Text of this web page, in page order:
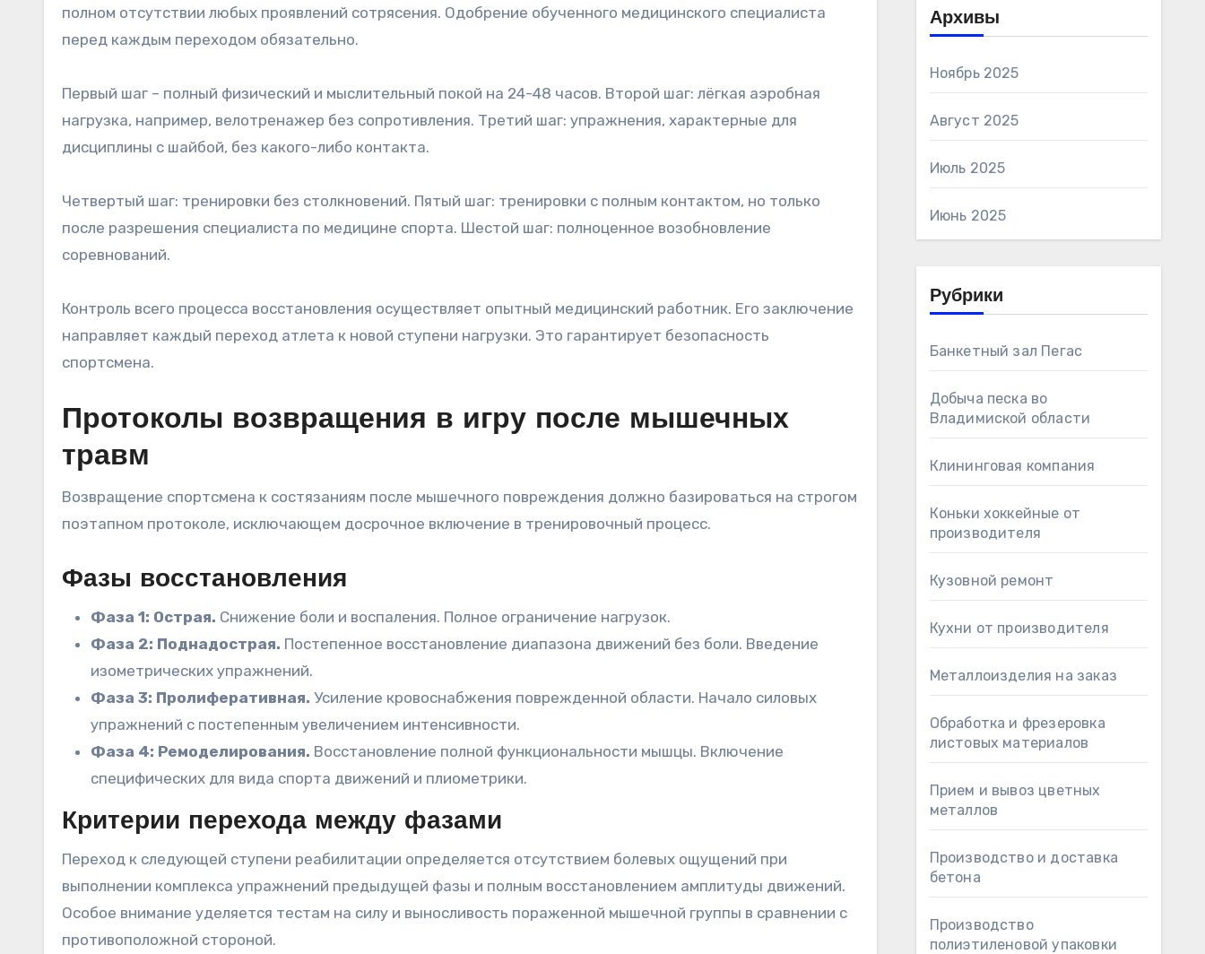
полном отсутствии любых проявлений сотрясения. Одобрение обученного медицинского специалиста
перед каждым переходом обязательно.
Первый шаг – полный физический и мыслительный покой на 24-48 часов. Второй шаг: лёгкая аэробная
нагрузка, например, велотренажер без сопротивления. Третий шаг: упражнения, характерные для
дисциплины с шайбой, без какого-либо контакта.
Четвертый шаг: тренировки без столкновений. Пятый шаг: тренировки с полным контактом, но только
после разрешения специалиста по медицине спорта. Шестой шаг: полноценное возобновление
соревнований.
Контроль всего процесса восстановления осуществляет опытный медицинский работник. Его заключение
направляет каждый переход атлета к новой ступени нагрузки. Это гарантирует безопасность
спортсмена.
Протоколы возвращения в игру после мышечных
травм
Возвращение спортсмена к состязаниям после мышечного повреждения должно базироваться на строгом
поэтапном протоколе, исключающем досрочное включение в тренировочный процесс.
Фазы восстановления
Фаза 1: Острая. Снижение боли и воспаления. Полное ограничение нагрузок.
Фаза 2: Поднадострая. Постепенное восстановление диапазона движений без боли. Введение
изометрических упражнений.
Фаза 3: Пролиферативная. Усиление кровоснабжения поврежденной области. Начало силовых
упражнений с постепенным увеличением интенсивности.
Фаза 4: Ремоделирования. Восстановление полной функциональности мышцы. Включение
специфических для вида спорта движений и плиометрики.
Критерии перехода между фазами
Переход к следующей ступени реабилитации определяется отсутствием болевых ощущений при
выполнении комплекса упражнений предыдущей фазы и полным восстановлением амплитуды движений.
Особое внимание уделяется тестам на силу и выносливость пораженной мышечной группы в сравнении с
противоположной стороной.
Архивы
Ноябрь 2025
Август 2025
Июль 2025
Июнь 2025
Рубрики
Банкетный зал Пегас
Добыча песка во
Владимиской области
Клининговая компания
Коньки хоккейные от
производителя
Кузовной ремонт
Кухни от производителя
Металлоизделия на заказ
Обработка и фрезеровка
листовых материалов
Прием и вывоз цветных
металлов
Производство и доставка
бетона
Производство
полиэтиленовой упаковки